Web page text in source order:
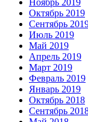
Ноябрь 2019
Октябрь 2019
Сентябрь
Июль 2019
Май 2019
Апрель 2019
Март 2019
Февраль 2019
Январь 2019
Октябрь 2018
Сентябрь